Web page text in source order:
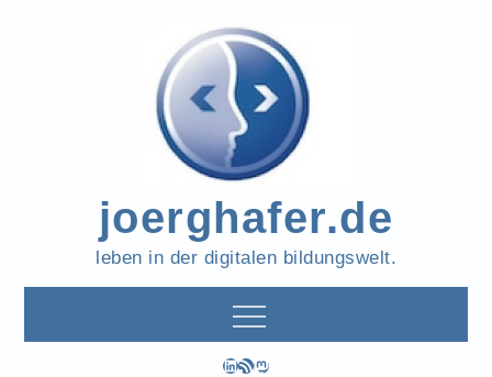
joerghafer.de
leben in der digitalen bildungswelt.
LinkedIn
RSS-FeedMastodon